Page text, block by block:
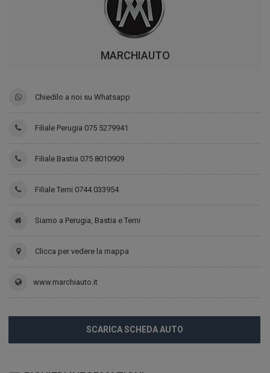
MARCHIAUTO
Chiedilo a noi su Whatsapp
Filiale Perugia 075 5279941
Filiale Bastia 075 8010909
Filiale Terni 0744 033954
Siamo a Perugia, Bastia e Terni
Clicca per vedere la mappa
www.marchiauto.it
SCARICA SCHEDA AUTO